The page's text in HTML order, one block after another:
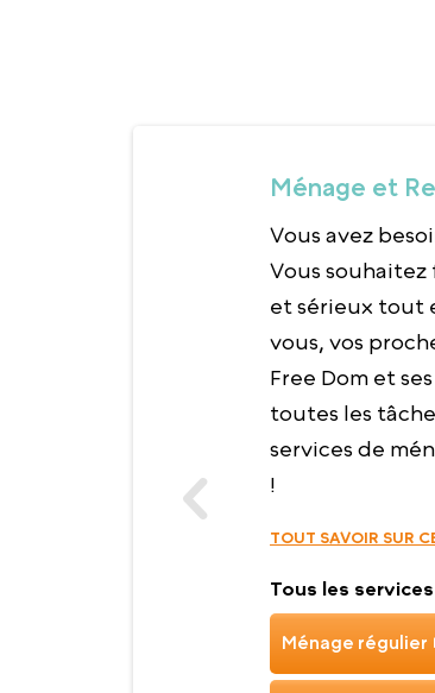
Ménage et
Vous avez
Vous souhaitez
et sérieux tout
vous, vos
Free Dom et
toutes les
services de
!
TOUT SAVOIR SUR
Tous les
Ménage régulier